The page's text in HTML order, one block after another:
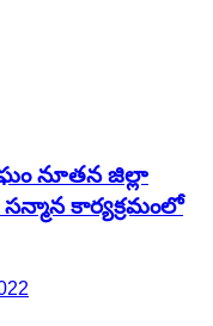
నూతన జిల్లా
సన్మాన కార్యక్రమంలో